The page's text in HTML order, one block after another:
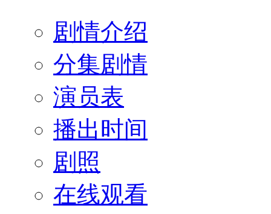
剧情介绍
分集剧情
演员表
播出时间
剧照
在线观看